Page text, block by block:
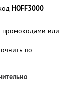
HOFF3000
промокодами или
по